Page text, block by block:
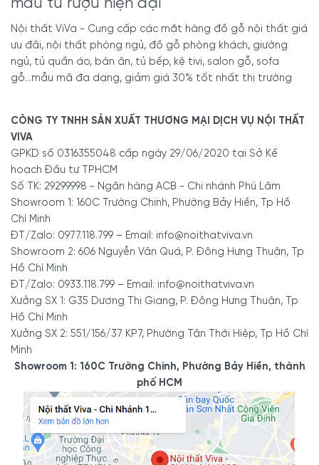
Nội thất ViVa - Cung cấp các mặt hàng đồ gỗ nội thất giá
ưu đãi, nội thất phòng ngủ, đồ gỗ phòng khách, giường
ngủ, tủ quần áo, bàn ăn, tủ bếp, kệ tivi, salon gỗ, sofa
gỗ...mẫu mã đa dạng, giảm giá 30% tốt nhất thị trường
CÔNG TY TNHH SẢN XUẤT THƯƠNG MẠI DỊCH VỤ NỘI THẤT
VIVA
GPKD số 0316355048 cấp ngày 29/06/2020 tại Sở Kế
hoạch Đầu tư TPHCM
Số TK: 29299998 - Ngân hàng ACB - Chi nhánh Phú Lâm
Showroom 1: 160C Trường Chinh, Phường Bảy Hiền, Tp Hồ
Chí Minh
ĐT/Zalo: 0977.118.799 – Email: info@noithatviva.vn
Showroom 2: 606 Nguyễn Văn Quá, P. Đông Hưng Thuận, Tp
Hồ Chí Minh
ĐT/Zalo: 0933.118.799 – Email: info@noithatviva.vn
Xưởng SX 1: G35 Dương Thị Giang, P. Đông Hưng Thuận, Tp
Hồ Chí Minh
Xưởng SX 2: 551/156/37 KP7, Phường Tân Thới Hiệp, Tp Hồ Chí
Minh
Showroom 1: 160C Trường Chinh, Phường Bảy Hiền, thành
phố HCM